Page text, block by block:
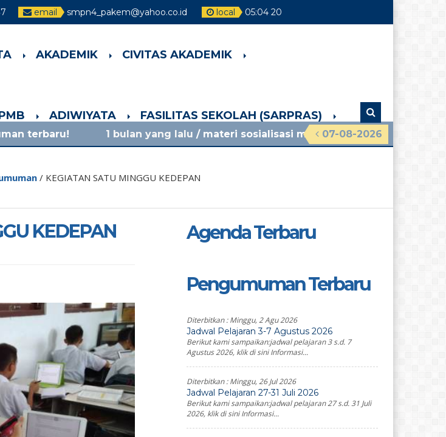
email smpn4_pakem@yahoo.co.id local 05:04 21
AKADEMIK CIVITAS AKADEMIK
ADIWIYATA FASILITAS SEKOLAH (SARPRAS)
07-08-2026
1 bulan yang lalu/ materi sosialisasi mpls ramah 2026 smpn 4 pakem lihat
/ KEGIATAN SATU MINGGU KEDEPAN
KEDEPAN Agenda Terbaru
Pengumuman Terbaru
Diterbitkan :Minggu, 2 Agu 2026
Jadwal Pelajaran 3-7 Agustus 2026
Berikut kami sampaikan:jadwal pelajaran 3 s.d. 7
Agustus 2026, klik di sini Informasi...
Diterbitkan :Minggu, 26 Jul 2026
Jadwal Pelajaran 27-31 Juli 2026
Berikut kami sampaikan:jadwal pelajaran 27 s.d. 31 Juli
2026, klik di sini Informasi...